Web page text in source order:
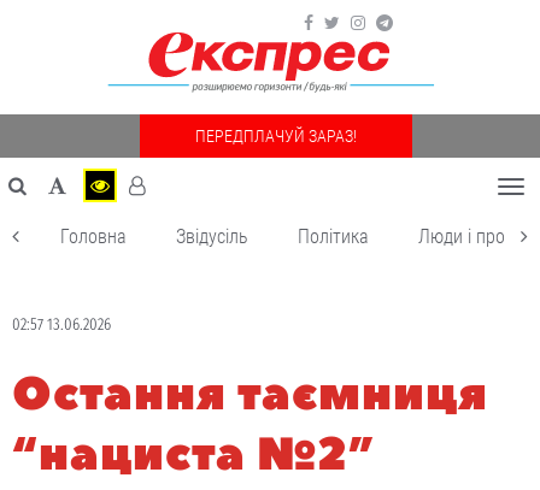
ПЕРЕДПЛАЧУЙ ЗАРАЗ!
Головна Звідусіль Політика Люди і
02:57 13.06.2026
Остання таємниця
“нациста №2”